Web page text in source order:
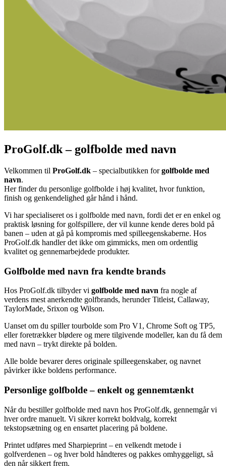
ProGolf.dk – golfbolde med navn
Velkommen til ProGolf.dk – specialbutikken forgolfbolde med
navn.
Her finder du personlige golfbolde i høj kvalitet, hvor funktion,
finish og genkendelighed går hånd i hånd.
Vi har specialiseret os i golfbolde med navn, fordi det er en enkel og
praktisk løsning for golfspillere, der vil kunne kende deres bold på
banen – uden at gå på kompromis med spilleegenskaberne. Hos
ProGolf.dk handler det ikke om gimmicks, men om ordentlig
kvalitet og gennemarbejdede produkter.
Golfbolde med navn fra kendte brands
Hos ProGolf.dk tilbyder vi golfbolde med navn fra nogle af
verdens mest anerkendte golfbrands, herunder Titleist, Callaway,
TaylorMade, Srixon og Wilson.
Uanset om du spiller tourbolde som Pro V1, Chrome Soft og TP5,
eller foretrækker blødere og mere tilgivende modeller, kan du få dem
med navn – trykt direkte på bolden.
Alle bolde bevarer deres originale spilleegenskaber, og navnet
påvirker ikke boldens performance.
Personlige golfbolde – enkelt og gennemtænkt
Når du bestiller golfbolde med navn hos ProGolf.dk, gennemgår vi
hver ordre manuelt. Vi sikrer korrekt boldvalg, korrekt
tekstopsætning og en ensartet placering på boldene.
Printet udføres med Sharpieprint – en velkendt metode i
golfverdenen – og hver bold håndteres og pakkes omhyggeligt, så
den når sikkert frem.